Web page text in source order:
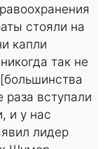
стояли на
капли
так не
вступали
и у нас
лидер